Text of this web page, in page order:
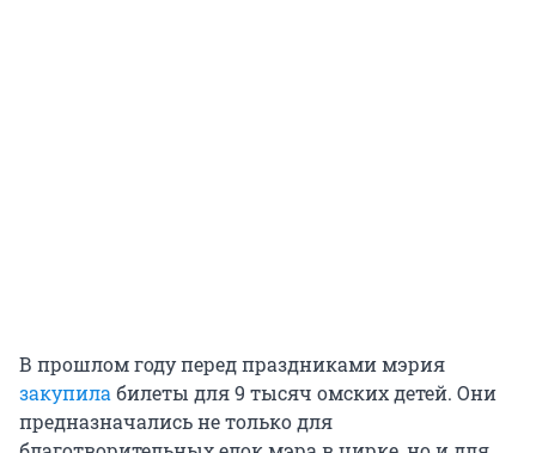
В прошлом году перед праздниками мэрия
закупилабилеты для 9 тысяч омских детей. Они
предназначались не только для